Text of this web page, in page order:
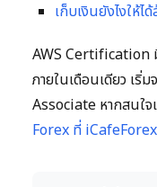
เก็บเงินยังไงให้ไ
AWS Certification
ภายในเดือนเดียว เ
Associate หากสนใจ
Forex ที่